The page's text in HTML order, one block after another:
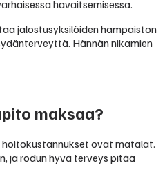
havaitsemisessa.
jalostusyksilöiden hampaiston
Hännän nikamien
maksaa?
ovat matalat.
ja rodun hyvä terveys pitää